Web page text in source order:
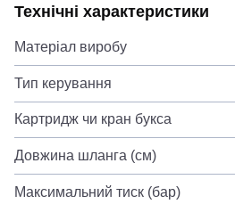
Технічні характеристики
Матеріал виробу
Тип керування
Картридж чи кран букса
Довжина шланга (см)
Максимальний тиск (бар)